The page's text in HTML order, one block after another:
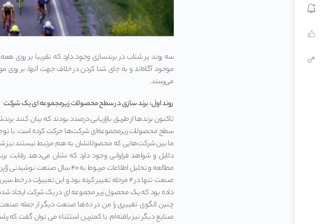
سه روند پر شتاب در برندسازی وجود دارد که تقریبا بر روی
موجود آگاه‌اند و به جای شنا کردن در خلاف جهت آنها، بر
می‌رسند.
روند اول: برند سازی در سطح محصولات زیرمجموعه ای یک شرکت
تاکنون برندها از طریق بازاریابی درصدد بودند که بیان کنند
سطح محصولات زیرمجموعه‌ای شرکت‌ها حرکت کرده است. با توجه
ما بین شرکت‌هایی که محصولاتشان به هم مرتبط نیستند نیز
دلایل و شواهد فراوانی وجود دارد که نشان می‌دهد رقابت
داده بود که یک محصول زیر مجموعه ای در یک شرکت ایجاد شده
چنین الگوی تغییری را من در ده‌ها صنعت دیگر از جمله صنعت
صنایع دیگر نیز یافته‌ام. با کمترین استثناء می توان گفت